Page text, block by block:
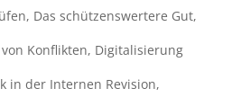
, Das schützenswertere Gut,
Konflikten, Digitalisierung
in der Internen Revision,